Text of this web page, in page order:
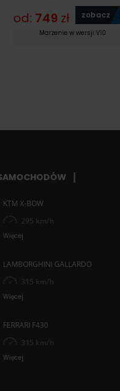
od: 749 zł zobacz
Marzenie w wersji V10
KTM X-BOW
295 km/h
Więcej
LAMBORGHINI GALLARDO
315 km/h
Więcej
FERRARI F430
315 km/h
Więcej